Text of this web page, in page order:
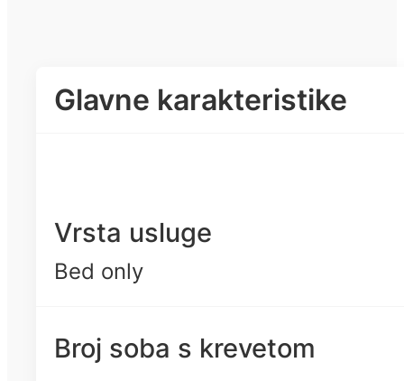
Glavne karakteristike
Vrsta usluge
Bed only
Broj soba s krevetom